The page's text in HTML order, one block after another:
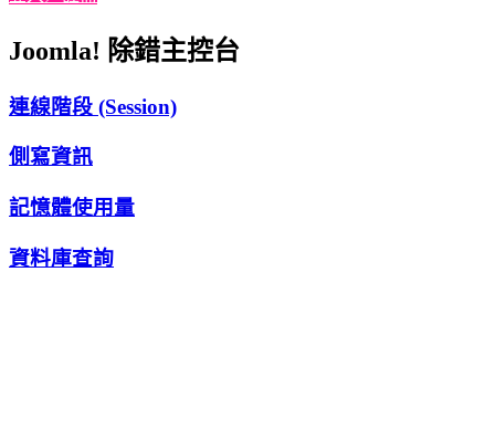
Joomla! 除錯主控台
連線階段 (Session)
側寫資訊
記憶體使用量
資料庫查詢